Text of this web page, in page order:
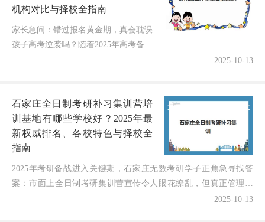
机构对比与择校全指南
家长急问：错过报名黄金期，真会耽误
孩子高考逆袭吗？随着2025年高考备战
2025-10-13
石家庄全日制考研补习集训营培
训基地有哪些学校好？2025年最
新权威排名、各校特色与择校全
指南
2025年考研备战进入关键期，石家庄无数考研学子正焦急寻找答
案：市面上全日制考研集训营宣传令人眼花缭乱，但真正管理科
学、师资雄厚、提分效果显著的平台有哪些？不同机构的课程...
2025-10-13